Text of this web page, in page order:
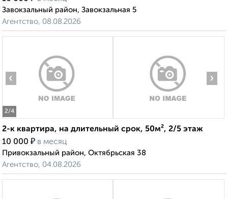
Завокзальный район, Завокзальная 5
Агентство, 08.08.2026
2/4
‹ ›
2-к квартира, на длительный срок, 50м², 2/5 этаж
10 000 ₽ в месяц
Привокзальный район, Октябрьская 38
Агентство, 04.08.2026